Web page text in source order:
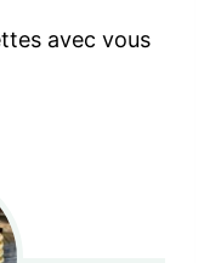
avec vous